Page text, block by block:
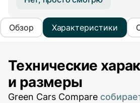
Обзор Характеристики
Технические
и размеры
Green Cars Compare